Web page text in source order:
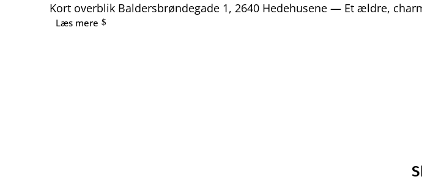
Kort overblik Baldersbrøndegade 1, 2640 Hedehusene — Et ældre,
Læs mere